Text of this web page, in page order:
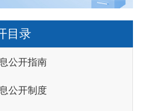
目录
公开指南
公开制度